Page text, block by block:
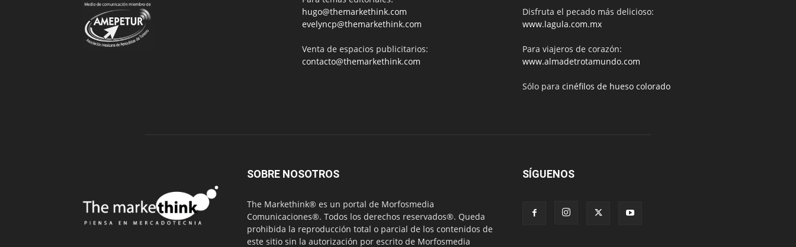
hugo@themarkethink.com
evelyncp@themarkethink.com
Venta de espacios publicitarios:
contacto@themarkethink.com
Disfruta el pecado más delicioso:
www.lagula.com.mx
Para viajeros de corazón:
www.almadetrotamundo.com
Sólo para cinéfilos de hueso colorado
SOBRE NOSOTROS
The Markethink® es un portal de Morfosmedia
Comunicaciones®. Todos los derechos reservados®. Queda
prohibida la reproducción total o parcial de los contenidos de
este sitio sin la autorización por escrito de Morfosmedia
SÍGUENOS